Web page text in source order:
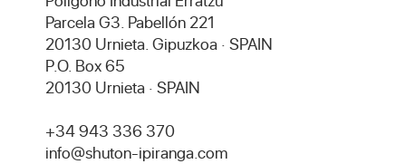
Parcela G3. Pabellón 221
20130 Urnieta. Gipuzkoa · SPAIN
P.O. Box 65
20130 Urnieta · SPAIN
+34 943 336 370
info@shuton-ipiranga.com